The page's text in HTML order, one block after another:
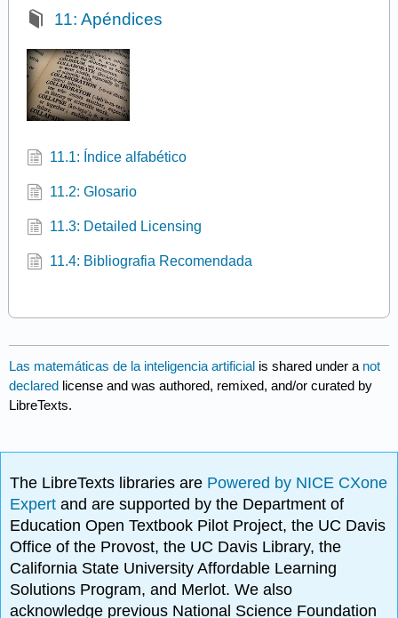
11: Apéndices
11.1: Índice alfabético
11.2: Glosario
11.3: Detailed Licensing
11.4: Bibliografia Recomendada
Las matemáticas de la inteligencia artificial is shared under a not
declared license and was authored, remixed, and/or curated by
LibreTexts.
The LibreTexts libraries are Powered by NICE CXone
Expertand are supported by the Department of
Education Open Textbook Pilot Project, the UC Davis
Office of the Provost, the UC Davis Library, the
California State University Affordable Learning
Solutions Program, and Merlot. We also
acknowledge previous National Science Foundation